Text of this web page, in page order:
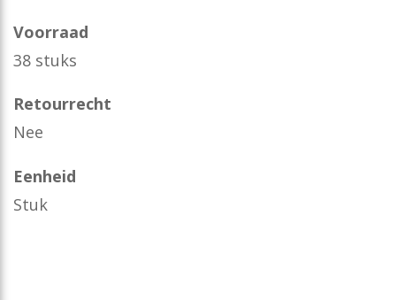
Voorraad
38 stuks
Retourrecht
Nee
Eenheid
Stuk